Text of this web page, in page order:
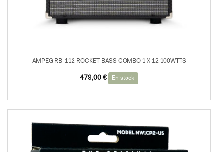
AMPEG RB-112 ROCKET BASS COMBO 1 X 12 100WTTS
479,00 € En stock